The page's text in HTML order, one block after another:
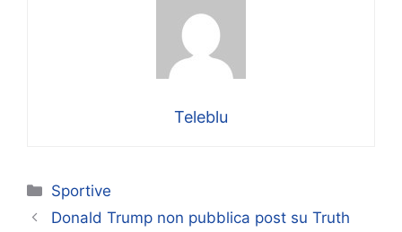
Teleblu
Categorie
Sportive
Donald Trump non pubblica post su Truth